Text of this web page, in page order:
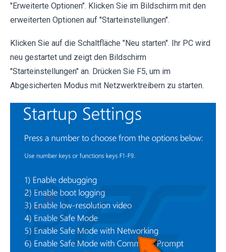
"Erweiterte Optionen". Klicken Sie im Bildschirm mit den
erweiterten Optionen auf "Starteinstellungen".
Klicken Sie auf die Schaltfläche "Neu starten". Ihr PC wird
neu gestartet und zeigt den Bildschirm
"Starteinstellungen" an. Drücken Sie F5, um im
Abgesicherten Modus mit Netzwerktreibern zu starten.